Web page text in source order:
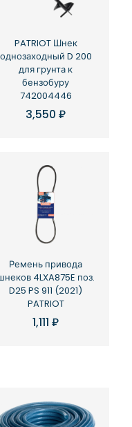
PATRIOT Шнек
однозаходный D 200
для грунта к
бензобуру
742004446
3,550₽
Ремень привода
4LXA875E поз.
D25 PS 911 (2021)
PATRIOT
1,111₽